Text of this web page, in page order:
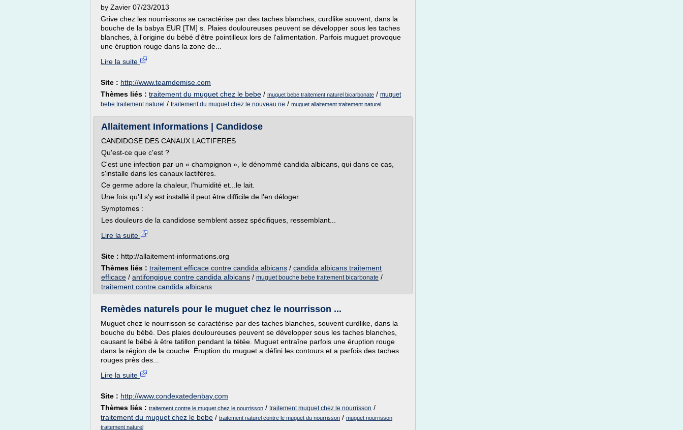
by Zavier 07/23/2013
Grive chez les nourrissons se caractérise par des taches blanches, curdlike souvent, dans la
bouche de la babya EUR [TM] s. Plaies douloureuses peuvent se développer sous les taches
blanches, à l'origine du bébé d'être pointilleux lors de l'alimentation. Parfois muguet provoque
une éruption rouge dans la zone de...
Lire la suite
Site : http://www.teamdemise.com
Thèmes liés : traitement du muguet chez le bebe / muguet bebe traitement naturel bicarbonate / muguet
bebe traitement naturel / traitement du muguet chez le nouveau ne / muguet allaitement traitement naturel
Allaitement Informations | Candidose
CANDIDOSE DES CANAUX LACTIFERES
Qu'est-ce que c'est ?
C'est une infection par un « champignon », le dénommé candida albicans, qui dans ce cas,
s'installe dans les canaux lactifères.
Ce germe adore la chaleur, l'humidité et...le lait.
Une fois qu'il s'y est installé il peut être difficile de l'en déloger.
Symptomes :
Les douleurs de la candidose semblent assez spécifiques, ressemblant...
Lire la suite
Site : http://allaitement-informations.org
Thèmes liés : traitement efficace contre candida albicans / candida albicans traitement
efficace / antifongique contre candida albicans / muguet bouche bebe traitement bicarbonate /
traitement contre candida albicans
Remèdes naturels pour le muguet chez le nourrisson ...
Muguet chez le nourrisson se caractérise par des taches blanches, souvent curdlike, dans la
bouche du bébé. Des plaies douloureuses peuvent se développer sous les taches blanches,
causant le bébé à être tatillon pendant la tétée. Muguet entraîne parfois une éruption rouge
dans la région de la couche. Éruption du muguet a défini les contours et a parfois des taches
rouges près des...
Lire la suite
Site : http://www.condexatedenbay.com
Thèmes liés : traitement contre le muguet chez le nourrisson / traitement muguet chez le nourrisson /
traitement du muguet chez le bebe / traitement naturel contre le muguet du nourrisson / muguet nourrisson
traitement naturel